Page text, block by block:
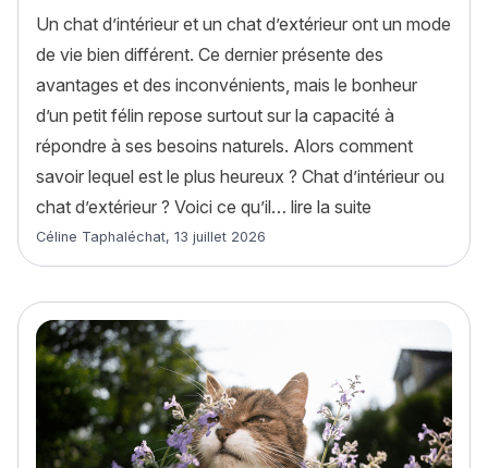
Un chat d’intérieur et un chat d’extérieur ont un mode
de vie bien différent. Ce dernier présente des
avantages et des inconvénients, mais le bonheur
d’un petit félin repose surtout sur la capacité à
répondre à ses besoins naturels. Alors comment
savoir lequel est le plus heureux ? Chat d’intérieur ou
chat d’extérieur ? Voici ce qu’il… lire la suite
Article rédigé par
Céline Taphaléchat, 13 juillet 2026